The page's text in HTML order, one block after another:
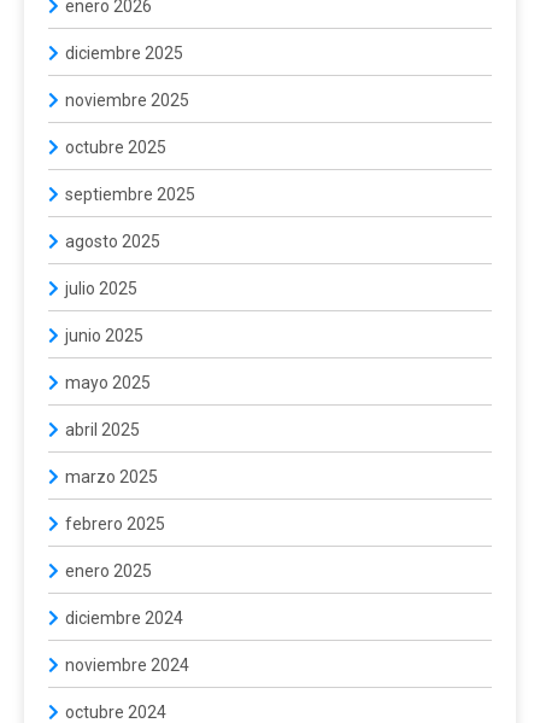
enero 2026
diciembre 2025
noviembre 2025
octubre 2025
septiembre 2025
agosto 2025
julio 2025
junio 2025
mayo 2025
abril 2025
marzo 2025
febrero 2025
enero 2025
diciembre 2024
noviembre 2024
octubre 2024